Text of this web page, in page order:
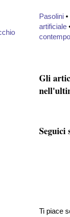
Pasolini •
artificiale
Gli
Seguici
Ti piace